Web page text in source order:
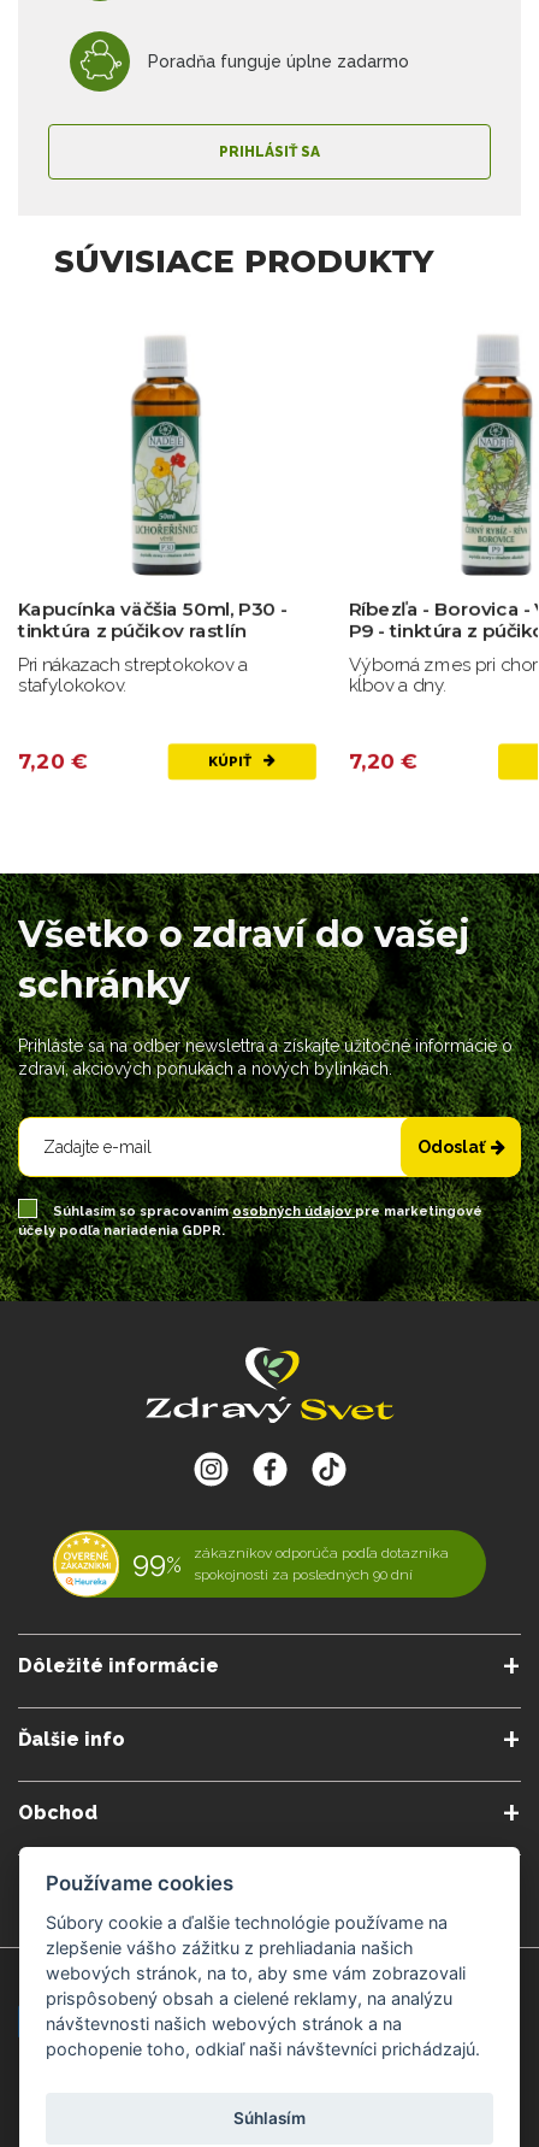
Poradňa funguje úplne zadarmo
PRIHLÁSIŤ SA
SÚVISIACE PRODUKTY
Kapucínka väčšia 50ml, P30 -
tinktúra z púčikov rastlín
Pri nákazach streptokokov a
stafylokokov.
7,20 € KÚPIŤ
Ríbezľa - Borovica -
P9 - tinktúra z
Výborná zmes pri
kĺbov a dny.
7,20 €
Všetko o zdraví do vašej
schránky
Prihláste sa na odber newslettra a získajte užitočné informácie o
zdraví, akciových ponukách a nových bylinkách.
Odoslať
Súhlasím so spracovanímosobných údajovpre marketingové
účely podľa nariadenia GDPR.
99%
zákazníkov odporúča podľa dotazníka
spokojnosti za posledných 90 dní
Dôležité informácie
Ochrana osobných údajov
Cookies nastavenia
Ďalšie info
Gemmoterapia
Obchod
Nakupuj bezpečne Veľkoobchod
Kamenné predajne
Považská Bystrica v Kauflande Považská Bystrica Mpark
Žilina Čadca
Záruka kvality
Používame cookies
Súbory cookie a ďalšie technológie používame na
zlepšenie vášho zážitku z prehliadania našich
webových stránok, na to, aby sme vám zobrazovali
prispôsobený obsah a cielené reklamy, na analýzu
návštevnosti našich webových stránok a na
pochopenie toho, odkiaľ naši návštevníci prichádzajú.
Súhlasím